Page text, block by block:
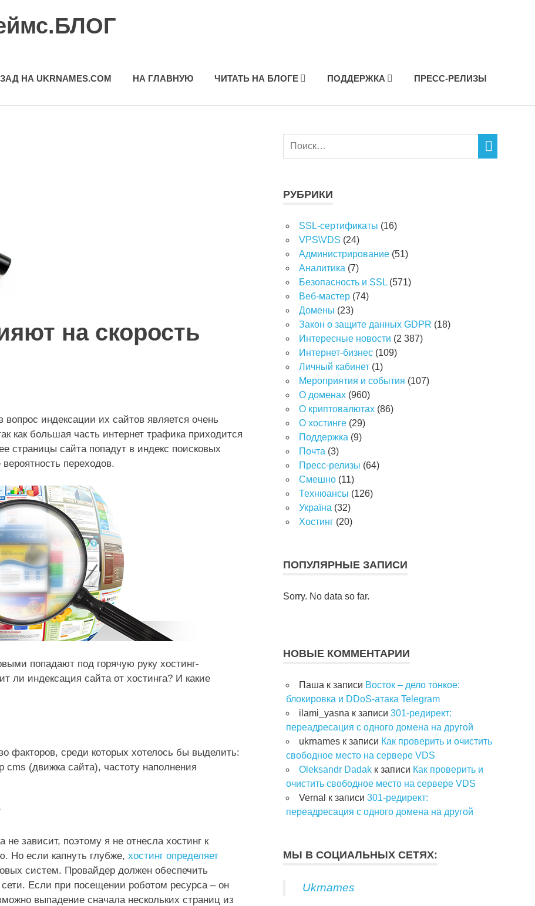
НА UKRNAMES.COM НА ГЛАВНУЮ ЧИТАТЬ НА БЛОГЕ ПОДДЕРЖКА ПРЕСС-РЕЛИЗЫ
на скорость
индексации их сайтов является очень
как большая часть интернет трафика приходится
страницы сайта попадут в индекс поисковых
переходов.
попадают под горячую руку хостинг-
ли индексация сайта от хостинга? И какие
факторов, среди которых хотелось бы выделить:
(движка сайта), частоту наполнения
зависит, поэтому я не отнесла хостинг к
Но если капнуть глубже, хостинг определяет
систем. Провайдер должен обеспечить
Если при посещении роботом ресурса – он
выпадение сначала нескольких страниц из
РУБРИКИ
SSL-сертификаты (16)
VPS\VDS (24)
Администрирование (51)
Аналитика (7)
Безопасность и SSL (571)
Веб-мастер (74)
Домены (23)
Закон о защите данных GDPR (18)
Интересные новости (2 387)
Интернет-бизнес (109)
Личный кабинет (1)
Мероприятия и события (107)
О доменах (960)
О криптовалютах (86)
О хостинге (29)
Поддержка (9)
Почта (3)
Пресс-релизы (64)
Смешно (11)
Технюансы (126)
Україна (32)
Хостинг (20)
ПОПУЛЯРНЫЕ ЗАПИСИ
Sorry. No data so far.
НОВЫЕ КОММЕНТАРИИ
Паша к записи Восток – дело тонкое:
блокировка и DDoS-атака Telegram
ilami_yasna к записи 301-редирект:
переадресация с одного домена на другой
ukrnames к записи Как проверить и очистить
свободное место на сервере VDS
Oleksandr Dadak к записи Как проверить и
очистить свободное место на сервере VDS
Vernal к записи 301-редирект:
переадресация с одного домена на другой
МЫ В СОЦИАЛЬНЫХ СЕТЯХ:
Ukrnames